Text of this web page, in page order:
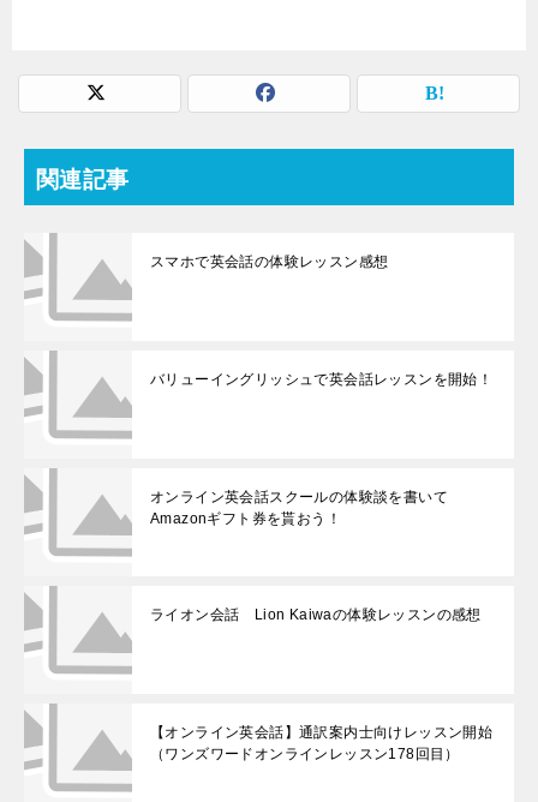
関連記事
スマホで英会話の体験レッスン感想
バリューイングリッシュで英会話レッスンを開始！
オンライン英会話スクールの体験談を書いて
Amazonギフト券を貰おう！
ライオン会話 Lion Kaiwaの体験レッスンの感想
【オンライン英会話】通訳案内士向けレッスン開始
（ワンズワードオンラインレッスン178回目）